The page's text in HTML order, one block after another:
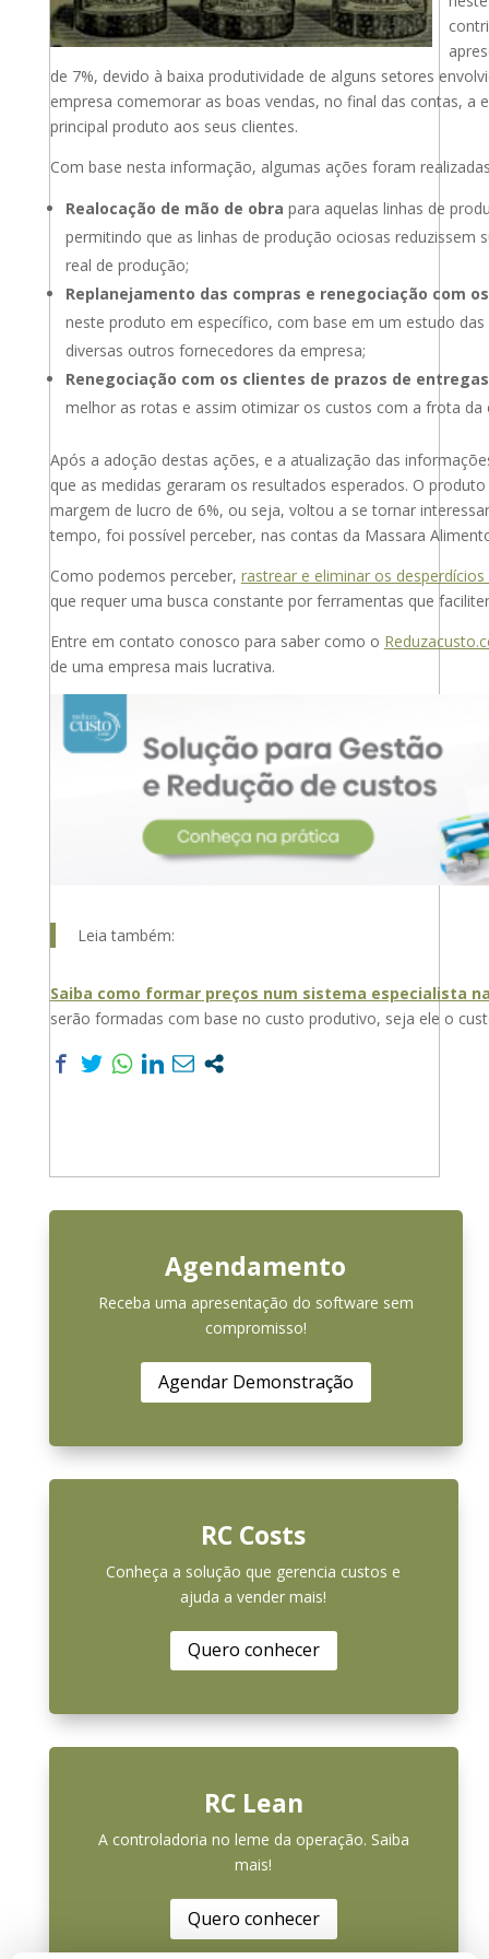
de 7%, devido à baixa produtividade de alguns setores
empresa comemorar as boas vendas, no final das contas, a
principal produto aos seus clientes.
Com base nesta informação, algumas ações foram
Realocação de mão de obra para aquelas linhas de
permitindo que as linhas de produção ociosas reduzissem
real de produção;
Replanejamento das compras e renegociação com
neste produto em específico, com base em um estudo
diversas outros fornecedores da empresa;
Renegociação com os clientes de prazos de
melhor as rotas e assim otimizar os custos com a frota da
Após a adoção destas ações, e a atualização das
que as medidas geraram os resultados esperados. O
margem de lucro de 6%, ou seja, voltou a se tornar
tempo, foi possível perceber, nas contas da Massara
Como podemos perceber, rastrear e eliminar os
que requer uma busca constante por ferramentas que
Entre em contato conosco para saber como o
de uma empresa mais lucrativa.
Leia também:
Saiba como formar preços num sistema especialista
serão formadas com base no custo produtivo, seja ele o
Agendamento
Receba uma apresentação do software sem
compromisso!
Agendar Demonstração
RC Costs
Conheça a solução que gerencia custos e
ajuda a vender mais!
Quero conhecer
RC Lean
A controladoria no leme da operação. Saiba
mais!
Quero conhecer